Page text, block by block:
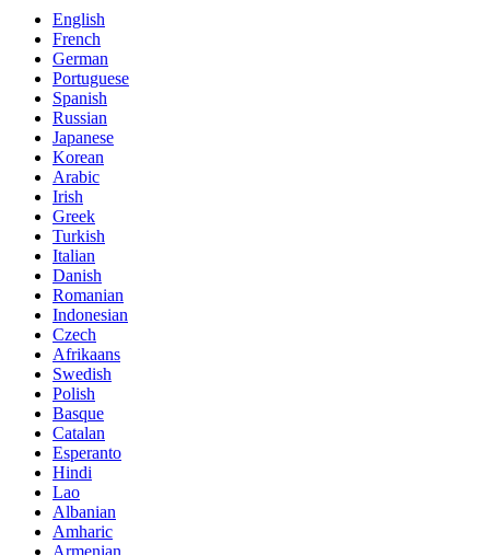
English
French
German
Portuguese
Spanish
Russian
Japanese
Korean
Arabic
Irish
Greek
Turkish
Italian
Danish
Romanian
Indonesian
Czech
Afrikaans
Swedish
Polish
Basque
Catalan
Esperanto
Hindi
Lao
Albanian
Amharic
Armenian